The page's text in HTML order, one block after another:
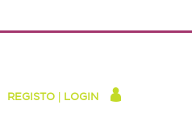
REGISTO LOGIN